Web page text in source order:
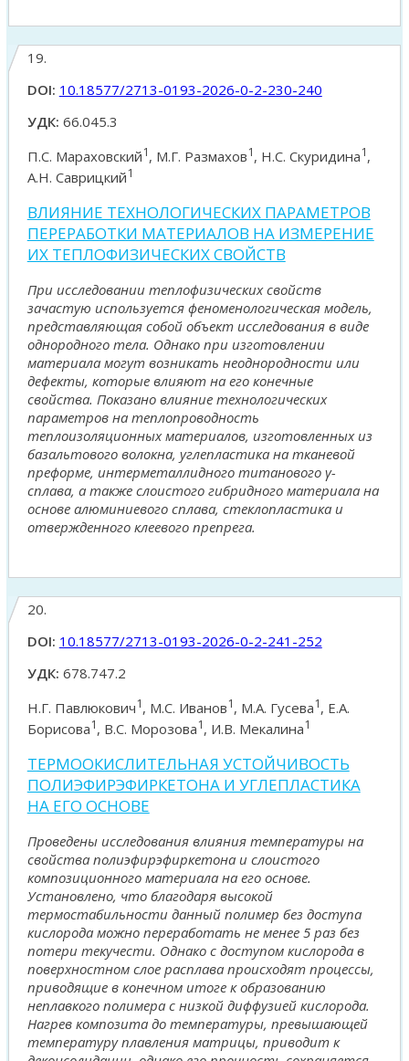
19.
DOI: 10.18577/2713-0193-2026-0-2-230-240
УДК: 66.045.3
П.С. Мараховский1, М.Г. Размахов1, Н.С. Скуридина1,
А.Н. Саврицкий1
ВЛИЯНИЕ ТЕХНОЛОГИЧЕСКИХ ПАРАМЕТРОВ
ПЕРЕРАБОТКИ МАТЕРИАЛОВ НА ИЗМЕРЕНИЕ
ИХ ТЕПЛОФИЗИЧЕСКИХ СВОЙСТВ
При исследовании теплофизических свойств
зачастую используется феноменологическая модель,
представляющая собой объект исследования в виде
однородного тела. Однако при изготовлении
материала могут возникать неоднородности или
дефекты, которые влияют на его конечные
свойства. Показано влияние технологических
параметров на теплопроводность
теплоизоляционных материалов, изготовленных из
базальтового волокна, углепластика на тканевой
преформе, интерметаллидного титанового γ-
сплава, а также слоистого гибридного материала на
основе алюминиевого сплава, стеклопластика и
отвержденного клеевого препрега.
20.
DOI: 10.18577/2713-0193-2026-0-2-241-252
УДК: 678.747.2
Н.Г. Павлюкович1, М.С. Иванов1, М.А. Гусева1, Е.А.
Борисова1, В.С. Морозова1, И.В. Мекалина1
ТЕРМООКИСЛИТЕЛЬНАЯ УСТОЙЧИВОСТЬ
ПОЛИЭФИРЭФИРКЕТОНА И УГЛЕПЛАСТИКА
НА ЕГО ОСНОВЕ
Проведены исследования влияния температуры на
свойства полиэфирэфиркетона и слоистого
композиционного материала на его основе.
Установлено, что благодаря высокой
термостабильности данный полимер без доступа
кислорода можно переработать не менее 5 раз без
потери текучести. Однако с доступом кислорода в
поверхностном слое расплава происходят процессы,
приводящие в конечном итоге к образованию
неплавкого полимера с низкой диффузией кислорода.
Нагрев композита до температуры, превышающей
температуру плавления матрицы, приводит к